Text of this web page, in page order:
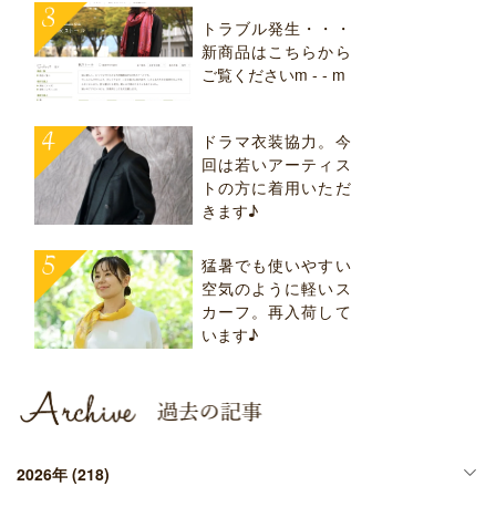
トラブル発生・・・
新商品はこちらから
ご覧くださいm - - m
ドラマ衣装協力。今
回は若いアーティス
トの方に着用いただ
きます♪
猛暑でも使いやすい
空気のように軽いス
カーフ。再入荷して
います♪
2026年 (218)